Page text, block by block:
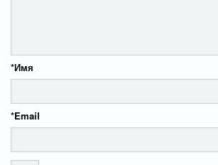
Имя
*
Email
*